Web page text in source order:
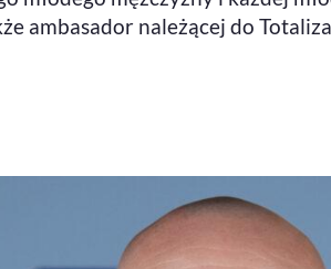
ambasador należącej do